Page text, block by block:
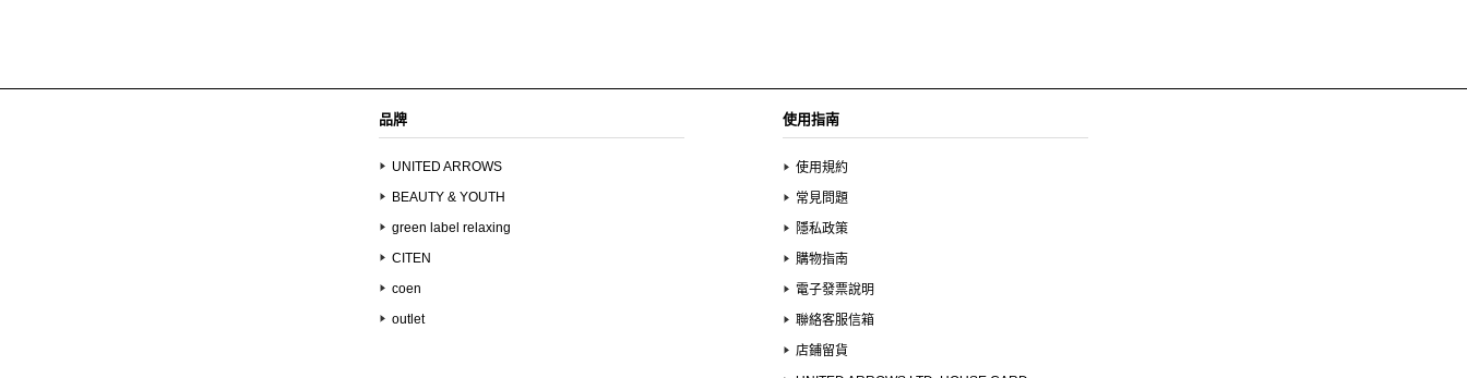
品牌
UNITED ARROWS
BEAUTY & YOUTH
green label relaxing
CITEN
coen
outlet
使用指南
使用規約
常見問題
隱私政策
購物指南
電子發票說明
聯絡客服信箱
店鋪留貨